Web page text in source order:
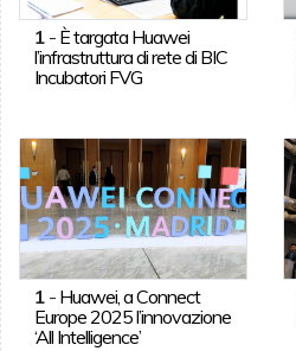
1- È targata Huawei
l’infrastruttura di rete di BIC
Incubatori FVG
1- Huawei, a Connect
Europe 2025 l’innovazione
‘All Intelligence’